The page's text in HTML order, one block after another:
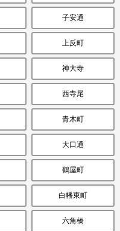
子安通
上反町
神大寺
西寺尾
青木町
大口通
鶴屋町
白幡東町
六角橋